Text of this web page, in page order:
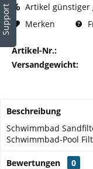
Support
Artikel günstiger
Merken
Artikel-Nr.:
Versandgewicht:
Beschreibung
Schwimmbad
Schwimmbad-Pool
Bewertungen
0